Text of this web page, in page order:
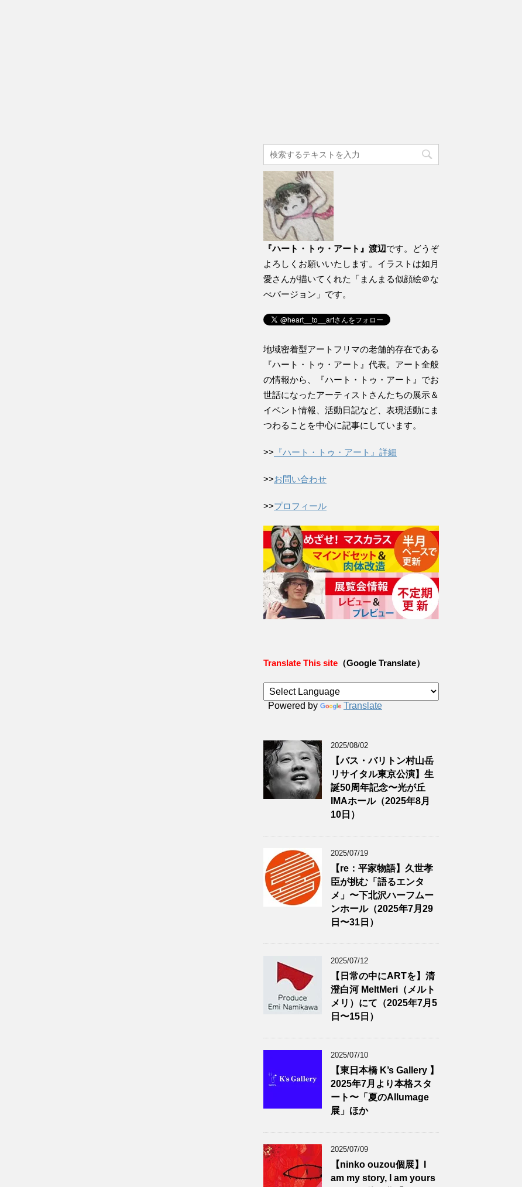
『ハート・トゥ・アート』渡辺です。どうぞ
よろしくお願いいたします。イラストは如月
愛さんが描いてくれた「まんまる似顔絵＠な
べバージョン」です。
地域密着型アートフリマの老舗的存在である
『ハート・トゥ・アート』代表。アート全般
の情報から、『ハート・トゥ・アート』でお
世話になったアーティストさんたちの展示＆
イベント情報、活動日記など、表現活動にま
つわることを中心に記事にしています。
>> 『ハート・トゥ・アート』詳細
>>お問い合わせ
>>プロフィール
Translate This site （Google Translate）
Powered by Translate
2025/08/02
【バス・バリトン村山岳
リサイタル東京公演】生
誕50周年記念〜光が丘
IMAホール（2025年8月
10日）
2025/07/19
【re：平家物語】久世孝
臣が挑む「語るエンタ
メ」〜下北沢ハーフムー
ンホール（2025年7月29
日〜31日）
2025/07/12
【日常の中にARTを】清
澄白河 MeltMeri（メルト
メリ）にて（2025年7月5
日〜15日）
2025/07/10
【東日本橋 K’s Gallery 】
2025年7月より本格スタ
ート〜「夏のAllumage
展」ほか
2025/07/09
【ninko ouzou個展】I
am my story, I am yours